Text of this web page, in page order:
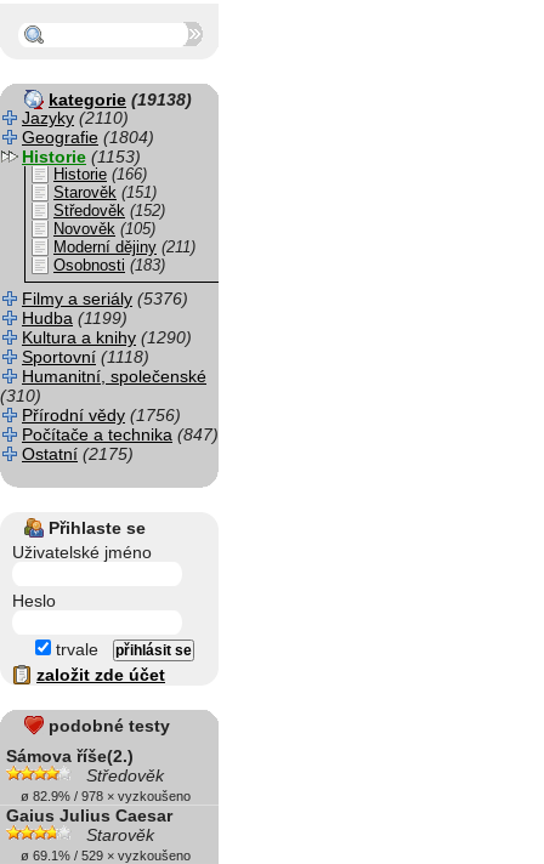
kategorie (19138)
Jazyky (2110)
Geografie (1804)
Historie (1153)
Historie (166)
Starověk (151)
Středověk (152)
Novověk (105)
Moderní dějiny (211)
Osobnosti (183)
Filmy a seriály (5376)
Hudba (1199)
Kultura a knihy (1290)
Sportovní (1118)
Humanitní, společenské
(310)
Přírodní vědy (1756)
Počítače a technika (847)
Ostatní (2175)
Přihlaste se
Uživatelské jméno
Heslo
trvale
založit zde účet
podobné testy
Sámova říše(2.)
Středověk
ø 82.9% / 978 × vyzkoušeno
Gaius Julius Caesar
Starověk
ø 69.1% / 529 × vyzkoušeno